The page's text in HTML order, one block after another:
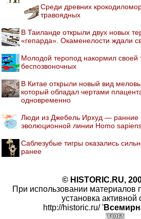
Среди древних
травоядных
В Таиланде открыли двух новых
«гепарда». Окаменелости ждали
Молодой теропод накормил своей
беспозвоночных
В Китае открыли новый вид
который обладал чертами
одновременно
Люди из Джебель Ирхуд — ранние
эволюционной линии Homo
Саблезубые тигры оказались
ранее
© HISTORIC.RU,
При использовании материалов
установка активной
http://historic.ru/ '